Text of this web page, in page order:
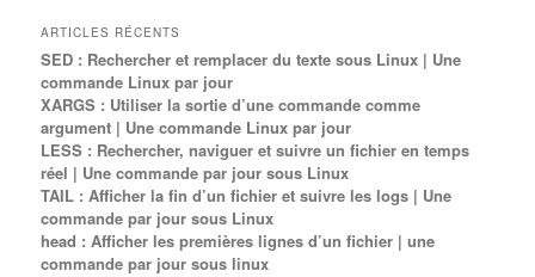
ARTICLES RÉCENTS
SED : Rechercher et remplacer du texte sous Linux | Une
commande Linux par jour
XARGS : Utiliser la sortie d’une commande comme
argument | Une commande Linux par jour
LESS : Rechercher, naviguer et suivre un fichier en temps
réel | Une commande par jour sous Linux
TAIL : Afficher la fin d’un fichier et suivre les logs | Une
commande par jour sous Linux
head : Afficher les premières lignes d’un fichier | une
commande par jour sous linux